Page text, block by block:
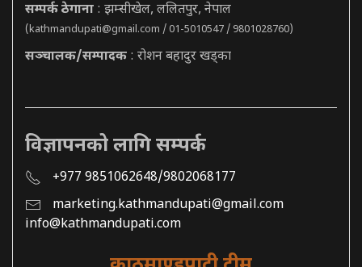
सम्पर्क ठेगाना : झम्सीखेल, ललितपुर, नेपाल
(kathmandupati@gmail.com / 01-5010547 / 9801028760)
सञ्चालक/सम्पादक : रोशन बहादुर खड्का
विज्ञापनको लागि सम्पर्क
+977 9851062648/9802068177
marketing.kathmandupati@gmail.com
info@kathmandupati.com